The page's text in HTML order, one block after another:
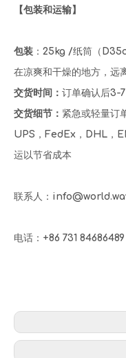
【包装和运输】
包装 ：25kg /纸筒（
在凉爽和干燥的地方，远
交货时间： 订单确认后3-
交货细节： 紧急或轻量订
UPS，FedEx，DHL，
运以节省成本
联系人：
电话：+86 731 84686489